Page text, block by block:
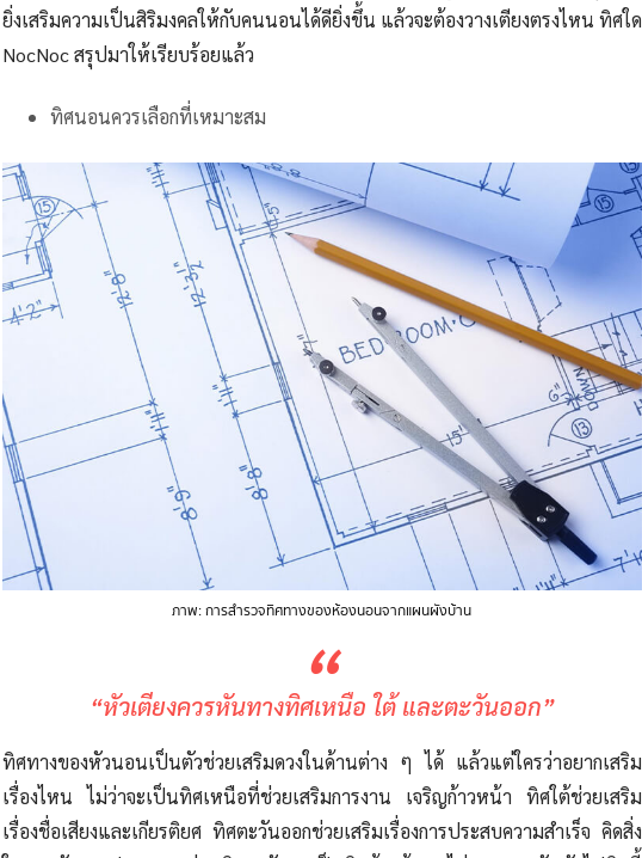
ยิ่งเสริมความเป็นสิริมงคลให้กับคนนอนได้ดียิ่งขึ้น แล้วจะต้องวางเตียงตรงไหน ทิศใด
NocNoc สรุปมาให้เรียบร้อยแล้ว
ทิศนอนควรเลือกที่เหมาะสม
ภาพ: การสำรวจทิศทางของห้องนอนจากแผนผังบ้าน
“
“หัวเตียงควรหันทางทิศเหนือ ใต้ และตะวันออก”
ทิศทางของหัวนอนเป็นตัวช่วยเสริมดวงในด้านต่าง ๆ ได้ แล้วแต่ใครว่าอยากเสริม
เรื่องไหน ไม่ว่าจะเป็นทิศเหนือที่ช่วยเสริมการงาน เจริญก้าวหน้า ทิศใต้ช่วยเสริม
เรื่องชื่อเสียงและเกียรติยศ ทิศตะวันออกช่วยเสริมเรื่องการประสบความสำเร็จ คิดสิ่ง